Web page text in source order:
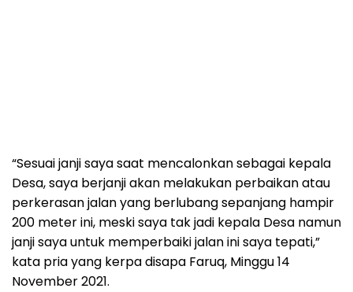
“Sesuai janji saya saat mencalonkan sebagai kepala
Desa, saya berjanji akan melakukan perbaikan atau
perkerasan jalan yang berlubang sepanjang hampir
200 meter ini, meski saya tak jadi kepala Desa namun
janji saya untuk memperbaiki jalan ini saya tepati,”
kata pria yang kerpa disapa Faruq, Minggu 14
November 2021.